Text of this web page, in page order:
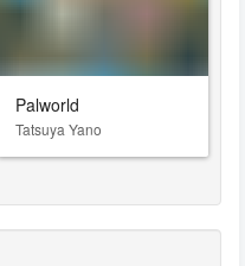
Palworld
Tatsuya Yano